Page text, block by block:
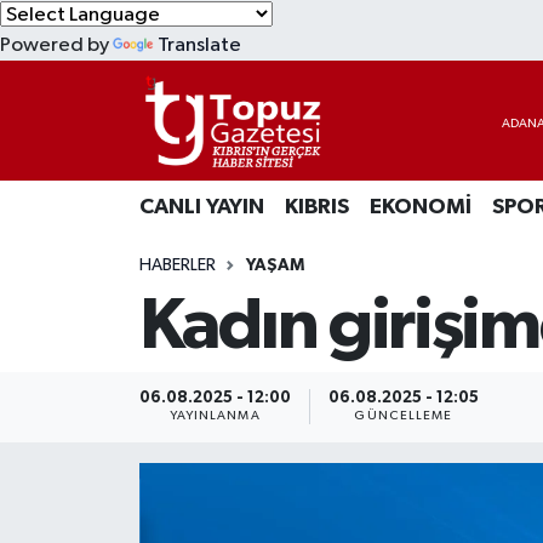
Powered by Translate
CANLI YAYIN KIBRIS EKONOMİ
HABERLER YAŞAM
Kadın
06.08.2025 - 12:00
YAYINLANMA
06.08.2025 - 12:05
GÜNCELLEME
EKONOMİ
MAGAZİN
TEKNOLOJİ
Lefkoşa Nöbetçi Eczaneler
Lefkoşa Hava Durumu
Lefkoşa Trafik Yoğunluk Haritası
Süper Lig Puan Durumu ve Fikstür
Tüm Manşetler
Son Dakika Haberleri
Haber Arşivi